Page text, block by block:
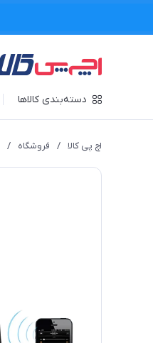
دسته‌بندی کالاها
اچ پی کالا / فروشگاه /